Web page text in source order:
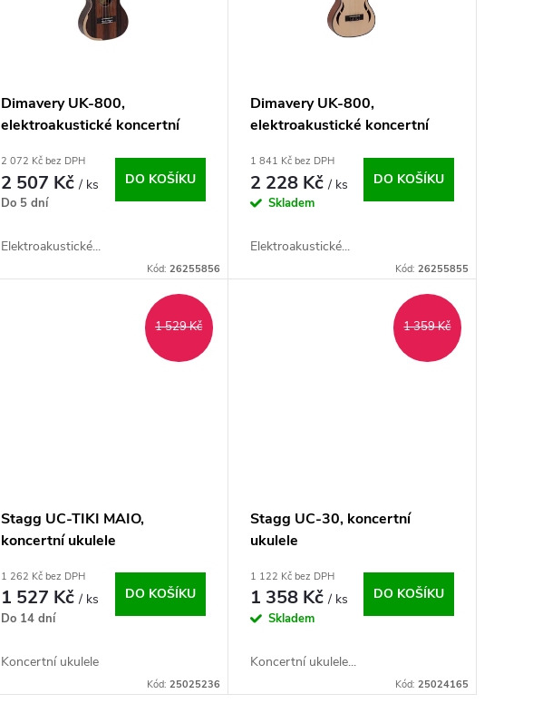
Dimavery UK-800,
elektroakustické koncertní
2 072 Kč bez DPH
2 507 Kč/ ks
Do 5 dní
DO KOŠÍKU
Elektroakustické...
Kód: 26255856
Dimavery UK-800,
elektroakustické koncertní
1 841 Kč bez DPH
2 228 Kč/ ks
Skladem
DO KOŠÍKU
Elektroakustické...
Kód: 26255855
1 529 Kč
Stagg UC-TIKI MAIO,
koncertní ukulele
1 262 Kč bez DPH
1 527 Kč/ ks
Do 14 dní
DO KOŠÍKU
Koncertní ukulele
Kód: 25025236
1 359 Kč
Stagg UC-30, koncertní
ukulele
1 122 Kč bez DPH
1 358 Kč/ ks
Skladem
DO KOŠÍKU
Koncertní ukulele...
Kód: 25024165